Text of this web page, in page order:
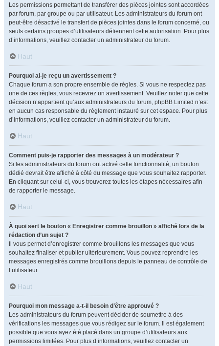
Les permissions permettant de transférer des pièces jointes sont accordées
par forum, par groupe ou par utilisateur. Les administrateurs du forum ont
peut-être désactivé le transfert de pièces jointes dans le forum concerné, ou
seuls certains groupes d’utilisateurs détiennent cette autorisation. Pour plus
d’informations, veuillez contacter un administrateur du forum.
Haut
Pourquoi ai-je reçu un avertissement ?
Chaque forum a son propre ensemble de règles. Si vous ne respectez pas
une de ces règles, vous recevrez un avertissement. Veuillez noter que cette
décision n’appartient qu’aux administrateurs du forum, phpBB Limited n’est
en aucun cas responsable du règlement instauré sur cet espace. Pour plus
d’informations, veuillez contacter un administrateur du forum.
Haut
Comment puis-je rapporter des messages à un modérateur ?
Si les administrateurs du forum ont activé cette fonctionnalité, un bouton
dédié devrait être affiché à côté du message que vous souhaitez rapporter.
En cliquant sur celui-ci, vous trouverez toutes les étapes nécessaires afin
de rapporter le message.
Haut
À quoi sert le bouton « Enregistrer comme brouillon » affiché lors de la
rédaction d’un sujet ?
Il vous permet d’enregistrer comme brouillons les messages que vous
souhaitez finaliser et publier ultérieurement. Vous pouvez reprendre les
messages enregistrés comme brouillons depuis le panneau de contrôle de
l’utilisateur.
Haut
Pourquoi mon message a-t-il besoin d’être approuvé ?
Les administrateurs du forum peuvent décider de soumettre à des
vérifications les messages que vous rédigez sur le forum. Il est également
possible que vous ayez été placé dans un groupe d’utilisateurs aux
permissions limitées. Pour plus d’informations, veuillez contacter un